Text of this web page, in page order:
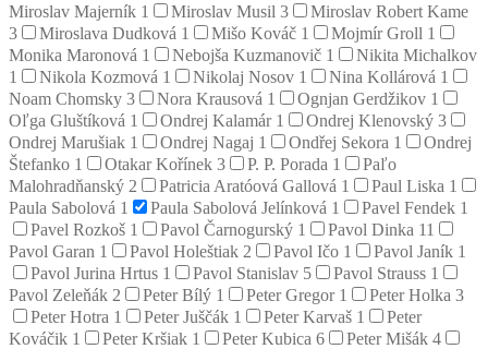
Miroslav Majerník 1 Miroslav Musil 3
Miroslav Robert Kame
3
Miroslava Dudková 1 Mišo Kováč 1 Mojmír Groll 1
Monika Maronová 1 Nebojša Kuzmanovič 1
Nikita Michalkov
1
Nikola Kozmová 1 Nikolaj Nosov 1 Nina Kollárová 1
Noam Chomsky 3 Nora Krausová 1 Ognjan Gerdžikov 1
Oľga Gluštíková 1 Ondrej Kalamár 1 Ondrej Klenovský 3
Ondrej Marušiak 1 Ondrej Nagaj 1 Ondřej Sekora 1
Ondrej
Štefanko 1 Otakar Kořínek 3 P. P. Porada 1
Paľo
Malohradňanský 2 Patricia Aratóová Gallová 1 Paul Liska 1
Paula Sabolová 1 Paula Sabolová Jelínková 1 Pavel Fendek 1
Pavel Rozkoš 1 Pavol Čarnogurský 1 Pavol Dinka 11
Pavol Garan 1 Pavol Holeštiak 2 Pavol Ičo 1 Pavol Janík 1
Pavol Jurina Hrtus 1 Pavol Stanislav 5 Pavol Strauss 1
Pavol Zeleňák 2 Peter Bílý 1 Peter Gregor 1 Peter Holka 3
Peter Hotra 1 Peter Juščák 1 Peter Karvaš 1
Peter
Kováčik 1 Peter Kršiak 1 Peter Kubica 6 Peter Mišák 4